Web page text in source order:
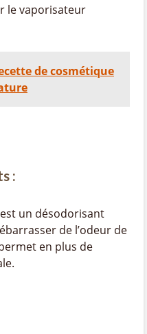
le vaporisateur
de cosmétique
:
est un désodorisant
de l’odeur de
en plus de